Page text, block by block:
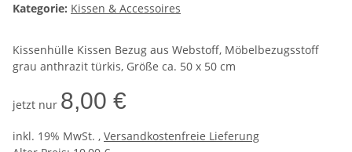
Kategorie: Kissen & Accessoires
Kissenhülle Kissen Bezug aus Webstoff, Möbelbezugsstoff
grau anthrazit türkis, Größe ca. 50 x 50 cm
jetzt nur 8,00 €
inkl. 19% MwSt. , Versandkostenfreie Lieferung